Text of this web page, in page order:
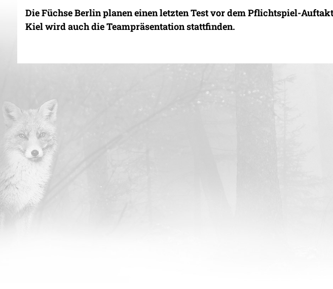
Die Füchse Berlin planen einen letzten Test vor dem Pflichtspiel-
Kiel wird auch die Teampräsentation stattfinden.